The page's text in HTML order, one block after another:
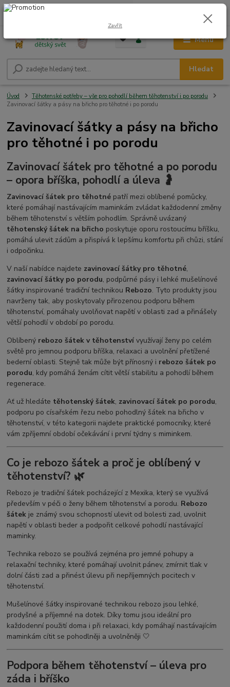
Menu
Hledat
+420 604 278 943 0,00 Kč
Úvod
Těhotenské potřeby – vše pro pohodlí během těhotenství i po porodu
Zavinovací šátky a pásy na břicho pro těhotné i po porodu
Zavinovací šátky a pásy na břicho
pro těhotné i po porodu
Zavinovací šátek pro těhotné a po porodu
– opora bříška, pohodlí a úleva 🤰
Zavinovací šátek pro těhotné patří mezi oblíbené pomůcky,
které pomáhají nastávajícím maminkám zvládat každodenní změny
během těhotenství s větším pohodlím. Správně uvázaný
těhotenský šátek na břicho poskytuje oporu rostoucímu bříšku,
pomáhá ulevit zádům a přispívá k lepšímu komfortu při chůzi, stání
i odpočinku.
V naší nabídce najdete zavinovací šátky pro těhotné,
zavinovací šátky po porodu, podpůrné pásy i lehké mušelínové
šátky inspirované tradiční technikou Rebozo. Tyto produkty jsou
navrženy tak, aby poskytovaly přirozenou podporu během
těhotenství, pomáhaly uvolňovat napětí v oblasti zad a přinášely
větší pohodlí v období po porodu.
Oblíbený rebozo šátek v těhotenství využívají ženy po celém
světě pro jemnou podporu bříška, relaxaci a uvolnění přetížené
bederní oblasti. Stejně tak může být přínosný i rebozo šátek po
porodu, kdy pomáhá ženám cítit větší stabilitu a pohodlí během
regenerace.
Ať už hledáte těhotenský šátek, zavinovací šátek po porodu,
podporu po císařském řezu nebo pohodlný šátek na břicho v
těhotenství, v této kategorii najdete praktické pomocníky, které
vám zpříjemní období očekávání i první týdny s miminkem.
Co je rebozo šátek a proč je oblíbený v
těhotenství? 🌿
Rebozo je tradiční šátek pocházející z Mexika, který se využívá
především v péči o ženy během těhotenství a porodu. Rebozo
šátek je známý svou schopností ulevit od bolesti zad, uvolnit
napětí v oblasti beder a podpořit celkové pohodlí nastávající
maminky.
Technika rebozo se používá zejména pro jemné pohupy a
relaxační techniky, které pomáhají uvolnit pánev, zmírnit tlak v
dolní části zad a přinést úlevu při nepříjemných pocitech v
těhotenství.
Mušelínové šátky inspirované technikou rebozo jsou lehké,
prodyšné a příjemné na dotek. Díky tomu jsou ideální pro
každodenní použití doma i při relaxaci, kdy pomáhají nastávajícím
maminkám cítit se pohodlněji a uvolněněji 🤍
Podpora během těhotenství – úleva pro
záda i bříško
Zavřít